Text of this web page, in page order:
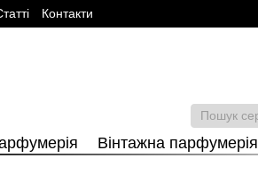
Контакти
Вінтажна парфумерія